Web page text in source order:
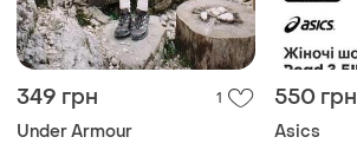
349 грн 1
Under Armour
550 грн
Asics